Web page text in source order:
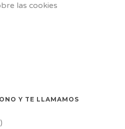
las cookies
Y TE LLAMAMOS